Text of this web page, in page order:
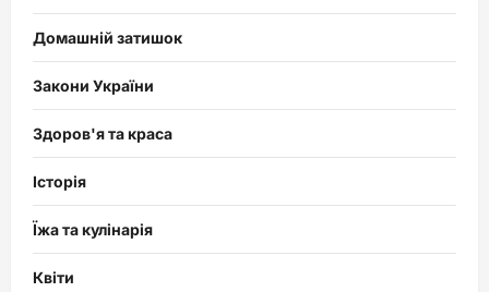
Домашній затишок
Закони України
Здоров'я та краса
Історія
Їжа та кулінарія
Квіти